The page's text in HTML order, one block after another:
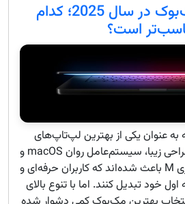
راهنمای خرید مک‌بوک در سال 2025؛ کدام
است؟
عنوان یکی از بهترین لپ‌تاپ‌های
دنیا شناخته می‌شوند. طراحی زیبا، سیستم‌عامل روان macOS و
پردازنده‌های قدرتمند سری M باعث شده‌اند که کاربران حرفه‌ای و
خود تبدیل کنند. اما با تنوع بالای